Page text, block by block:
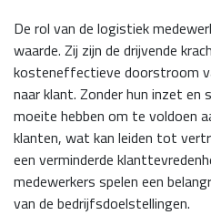
De rol van de logistiek
waarde. Zij zijn de drijvende
kosteneffectieve doorstroom
naar klant. Zonder hun inzet en
moeite hebben om te voldoen
klanten, wat kan leiden tot
een verminderde
medewerkers spelen een
van de bedrijfsdoelstellingen.